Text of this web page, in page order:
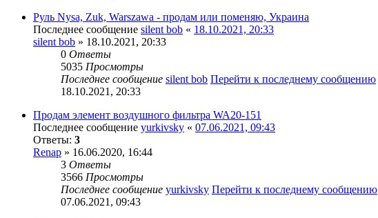
Руль Nysa, Zuk, Warszawa - продам или поменяю, Украина
Последнее сообщение silent bob « 18.10.2021, 20:33
silent bob » 18.10.2021, 20:33
0 Ответы
5035 Просмотры
Последнее сообщение silent bob Перейти к последнему сообщению
18.10.2021, 20:33
Продам элемент воздушного фильтра WA20-151
Последнее сообщение yurkivsky « 07.06.2021, 09:43
Ответы: 3
Renap » 16.06.2020, 16:44
3 Ответы
3566 Просмотры
Последнее сообщение yurkivsky Перейти к последнему сообщению
07.06.2021, 09:43